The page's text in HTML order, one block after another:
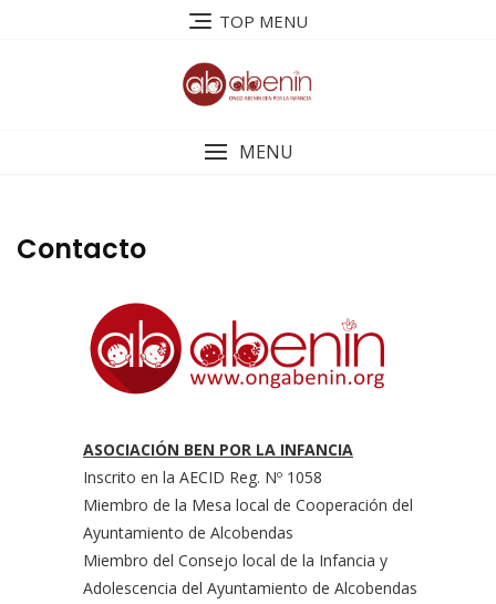
TOP MENU
MENU
Contacto
ASOCIACIÓN BEN POR LA INFANCIA
Inscrito en la AECID Reg. Nº 1058
Miembro de la Mesa local de Cooperación del
Ayuntamiento de Alcobendas
Miembro del Consejo local de la Infancia y
Adolescencia del Ayuntamiento de Alcobendas